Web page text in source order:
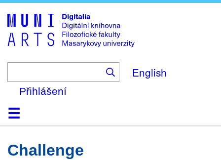
to
main
content
English
Přihlášení
DomůKolekce
Prohlížení
Vyhledávání
O platformě
Nápověda
KontaktDigitalia
Challenge